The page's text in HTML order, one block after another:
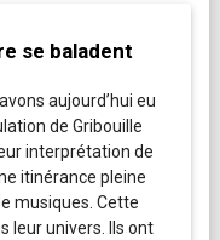
se baladent
aujourd’hui eu
de Gribouille
interprétation de
itinérance pleine
musiques. Cette
leur univers. Ils ont